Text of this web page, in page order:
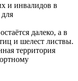
и инвалидов в
далеко, а в
и шелест листвы.
территория